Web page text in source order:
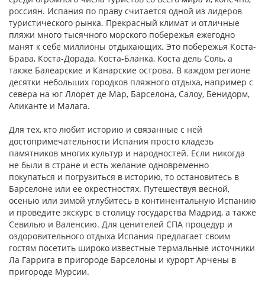
россиян. Испания по праву считается одной из лидеров
туристического рынка. Прекрасный климат и отличные
пляжи много тысячного морского побережья ежегодно
манят к себе миллионы отдыхающих. Это побережья Коста-
Брава, Коста-Дорада, Коста-Бланка, Коста дель Соль, а
также Балеарские и Канарские острова. В каждом регионе
десятки небольших городков пляжного отдыха, например с
севера на юг Ллорет де Мар, Барселона, Салоу, Бенидорм,
Аликанте и Малага.
Для тех, кто любит историю и связанные с ней
достопримечательности Испания просто кладезь
памятников многих культур и народностей. Если никогда
не были в стране и есть желание одновременно
покупаться и погрузиться в историю, то остановитесь в
Барселоне или ее окрестностях. Путешествуя весной,
осенью или зимой углубитесь в континентальную Испанию
и проведите экскурс в столицу государства Мадрид, а также
Севилью и Валенсию. Для ценителей СПА процедур и
оздоровительного отдыха Испания предлагает своим
гостям посетить широко известные термальные источники
Ла Гаррига в пригороде Барселоны и курорт Арчены в
пригороде Мурсии.